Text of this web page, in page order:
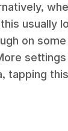
usually
on
settings
tapping